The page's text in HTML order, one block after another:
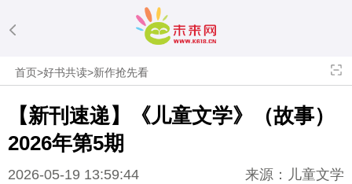
首页>好书共读>新作抢先看
【新刊速递】《儿童文学》（故事）
2026年第5期
2026-05-19 13:59:44 来源：儿童文学